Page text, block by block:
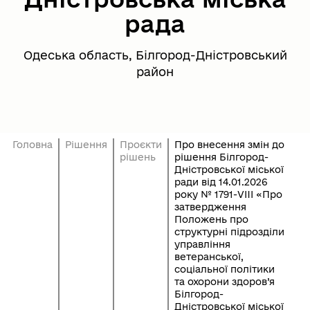
рада
Одеська область, Білгород-Дністровський
район
Головна Рішення
Проєкти
рішень
Про внесення змін до
рішення Білгород-
Дністровської міської
ради від 14.01.2026
року № 1791-VIII «Про
затвердження
Положень про
структурні підрозділи
управління
ветеранської,
соціальної політики
та охорони здоров’я
Білгород-
Дністровської міської